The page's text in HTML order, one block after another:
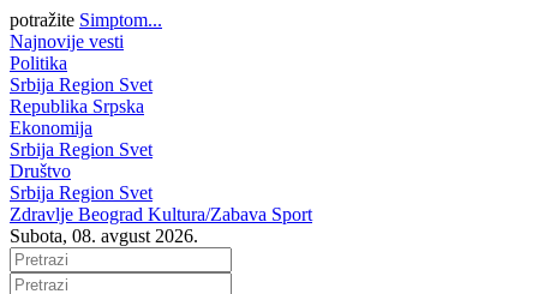
potražite Simptom...
Najnovije vesti
Politika
Srbija Region Svet
Republika Srpska
Ekonomija
Srbija Region Svet
Društvo
Srbija Region Svet
Zdravlje Beograd Kultura/Zabava Sport
Subota, 08. avgust 2026.